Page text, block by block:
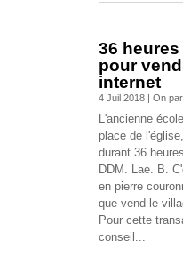
36
pour
internet
4 Juil 2018| On
L'ancienne
place de
durant 36
DDM. Lae. B.
en pierre
que vend le
Pour cette
conseil...